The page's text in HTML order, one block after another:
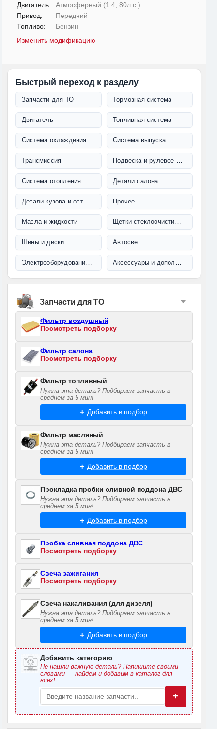
Двигатель:
Атмосферный (1.4, 80л.с.)
Привод:
Передний
Топливо:
Бензин
Изменить модификацию
Быстрый переход к разделу
Запчасти для ТО Тормозная система
Двигатель Топливная система
Система охлаждения Система выпуска
Трансмиссия Подвеска и рулевое управление
Система отопления и кондиционирования Детали салона
Детали кузова и остекление Прочее
Масла и жидкости Щетки стеклоочистителя
Шины и диски Автосвет
Электрооборудование и проводка Аксессуары и дополнительное оборудование
Запчасти для ТО
Фильтр воздушный
Посмотреть подборку
Фильтр салона
Посмотреть подборку
Фильтр топливный
Нужна эта деталь? Подбираем запчасть в
среднем за 5 мин!
Добавить в подбор
Фильтр масляный
Нужна эта деталь? Подбираем запчасть в
среднем за 5 мин!
Добавить в подбор
Прокладка пробки сливной поддона ДВС
Нужна эта деталь? Подбираем запчасть в
среднем за 5 мин!
Добавить в подбор
Пробка сливная поддона ДВС
Посмотреть подборку
Свеча зажигания
Посмотреть подборку
Свеча накаливания (для дизеля)
Нужна эта деталь? Подбираем запчасть в
среднем за 5 мин!
Добавить в подбор
Добавить категорию
Не нашли важную деталь? Напишите своими
словами — найдем и добавим в каталог для
всех!
+